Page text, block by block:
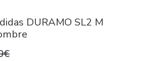
DURAMO SL2 M